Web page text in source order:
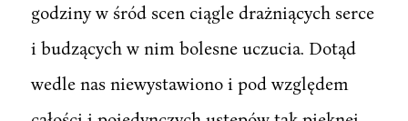
godziny w śród scen ciągle drażniących serce
i budzących w nim bolesne uczucia. Dotąd
wedle nas niewystawiono i pod względem